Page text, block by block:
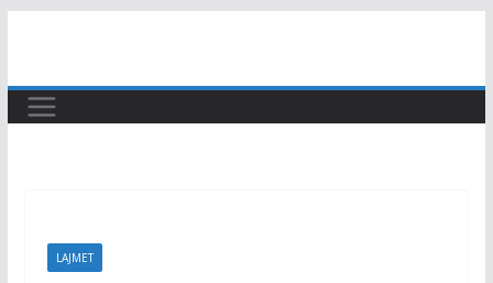
content
LAJMET